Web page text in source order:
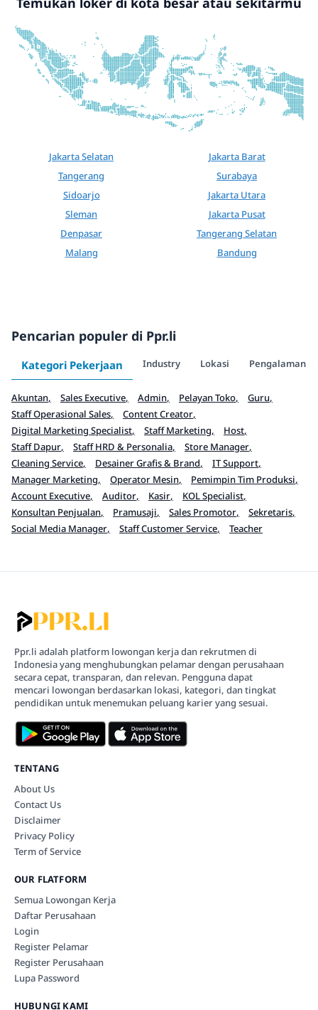
Jakarta Selatan
Jakarta Barat
Tangerang
Surabaya
Sidoarjo
Jakarta Utara
Sleman
Jakarta Pusat
Denpasar
Tangerang Selatan
Malang
Bandung
Pencarian populer di Ppr.li
Kategori Pekerjaan Industry Lokasi Pengalaman
Akuntan Sales Executive Admin Pelayan Toko
Guru
Staff Operasional Sales
Content Creator
Digital Marketing Specialist
Staff Marketing
Host
Staff Dapur
Staff HRD & Personalia
Store Manager
Cleaning Service
Desainer Grafis & Brand
IT Support
Manager Marketing
Operator Mesin
Pemimpin Tim Produksi
Account Executive
Auditor Kasir
KOL Specialist
Konsultan Penjualan
Pramusaji Sales Promotor
Sekretaris
Social Media Manager
Staff Customer Service Teacher
Ppr.li adalah platform lowongan kerja dan rekrutmen di
Indonesia yang menghubungkan pelamar dengan perusahaan
secara cepat, transparan, dan relevan. Pengguna dapat
mencari lowongan berdasarkan lokasi, kategori, dan tingkat
pendidikan untuk menemukan peluang karier yang sesuai.
TENTANG
About Us
Contact Us
Disclaimer
Privacy Policy
Term of Service
OUR FLATFORM
Semua Lowongan Kerja
Daftar Perusahaan
Login
Register Pelamar
Register Perusahaan
Lupa Password
HUBUNGI KAMI